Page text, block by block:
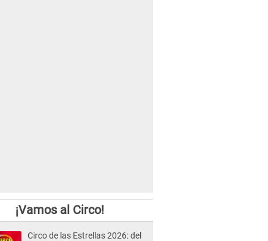
¡Vamos al Circo!
Circo de las Estrellas 2026: del